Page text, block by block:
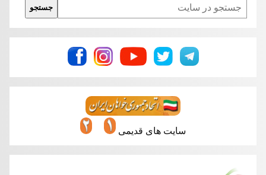
جستجو
سایت های قدیمی